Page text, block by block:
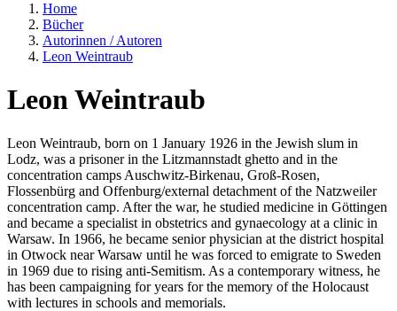
Home
Bücher
Autorinnen / Autoren
Leon Weintraub
Leon Weintraub
Leon Weintraub, born on 1 January 1926 in the Jewish slum in
Lodz, was a prisoner in the Litzmannstadt ghetto and in the
concentration camps Auschwitz-Birkenau, Groß-Rosen,
Flossenbürg and Offenburg/external detachment of the Natzweiler
concentration camp. After the war, he studied medicine in Göttingen
and became a specialist in obstetrics and gynaecology at a clinic in
Warsaw. In 1966, he became senior physician at the district hospital
in Otwock near Warsaw until he was forced to emigrate to Sweden
in 1969 due to rising anti-Semitism. As a contemporary witness, he
has been campaigning for years for the memory of the Holocaust
with lectures in schools and memorials.